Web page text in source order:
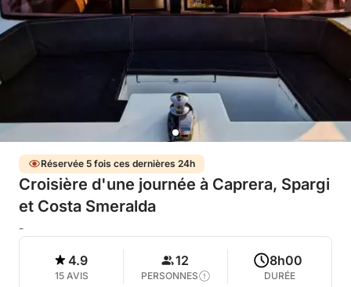
Réservée 5 fois ces dernières 24h
Croisière d'une journée à Caprera, Spargi
et Costa Smeralda
-
4.9
15 AVIS
12
PERSONNES
8h00
DURÉE